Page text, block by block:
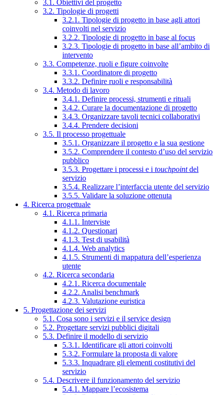
3.1. Obiettivi del progetto
3.2. Tipologie di progetti
3.2.1. Tipologie di progetto in base agli attori
coinvolti nel servizio
3.2.2. Tipologie di progetto in base al focus
3.2.3. Tipologie di progetto in base all’ambito di
intervento
3.3. Competenze, ruoli e figure coinvolte
3.3.1. Coordinatore di progetto
3.3.2. Definire ruoli e responsabilità
3.4. Metodo di lavoro
3.4.1. Definire processi, strumenti e rituali
3.4.2. Curare la documentazione di progetto
3.4.3. Organizzare tavoli tecnici collaborativi
3.4.4. Prendere decisioni
3.5. Il processo progettuale
3.5.1. Organizzare il progetto e la sua gestione
3.5.2. Comprendere il contesto d’uso del servizio
pubblico
3.5.3. Progettare i processi e i touchpointdel
servizio
3.5.4. Realizzare l’interfaccia utente del servizio
3.5.5. Validare la soluzione ottenuta
4. Ricerca progettuale
4.1. Ricerca primaria
4.1.1. Interviste
4.1.2. Questionari
4.1.3. Test di usabilità
4.1.4. Web analytics
4.1.5. Strumenti di mappatura dell’esperienza
utente
4.2. Ricerca secondaria
4.2.1. Ricerca documentale
4.2.2. Analisi benchmark
4.2.3. Valutazione euristica
5. Progettazione dei servizi
5.1. Cosa sono i servizi e il service design
5.2. Progettare servizi pubblici digitali
5.3. Definire il modello di servizio
5.3.1. Identificare gli attori coinvolti
5.3.2. Formulare la proposta di valore
5.3.3. Inquadrare gli elementi costitutivi del
servizio
5.4. Descrivere il funzionamento del servizio
5.4.1. Mappare l’ecosistema